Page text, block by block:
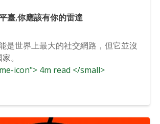
臺,你應該有你的雷達
是世界上最大的社交網路，但它並沒
。
icon"> 4m read </small>